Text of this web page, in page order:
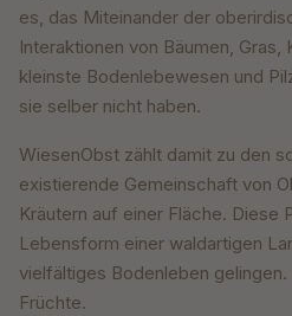
es, das Miteinander der
Interaktionen von Bäumen,
kleinste Bodenlebewesen und
sie selber nicht haben.
WiesenObst zählt damit zu den
existierende Gemeinschaft von
Kräutern auf einer Fläche. Diese
Lebensform einer waldartigen
vielfältiges Bodenleben
Früchte.